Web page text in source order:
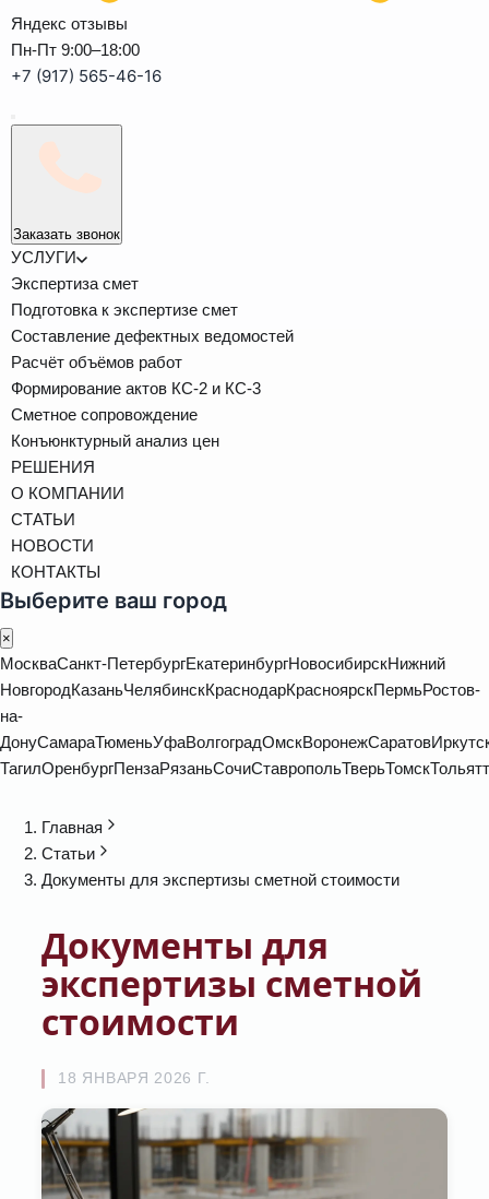
Яндекс отзывы
Пн-Пт 9:00–18:00
+7 (917) 565-46-16
Заказать звонок
УСЛУГИ
Экспертиза смет
Подготовка к экспертизе смет
Составление дефектных ведомостей
Расчёт объёмов работ
Формирование актов КС-2 и КС-3
Сметное сопровождение
Конъюнктурный анализ цен
РЕШЕНИЯ
О КОМПАНИИ
СТАТЬИ
НОВОСТИ
КОНТАКТЫ
Выберите ваш город
×
МоскваСанкт-ПетербургЕкатеринбургНовосибирскНижний
НовгородКазаньЧелябинскКраснодарКрасноярскПермьРостов-
на-
ДонуСамараТюменьУфаВолгоградОмскВоронежСаратов
ТагилОренбургПензаРязаньСочиСтавропольТверьТомск
Главная
Статьи
Документы для экспертизы сметной стоимости
Документы для
экспертизы сметной
стоимости
18 ЯНВАРЯ 2026 Г.